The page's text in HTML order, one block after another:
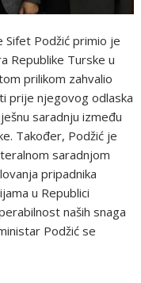
Podžić primio je
Republike Turske u
prilikom zahvalio
prije njegovog odlaska
saradnju između
Također, Podžić je
saradnjom
pripadnika
u Republici
naših snaga
Podžić se